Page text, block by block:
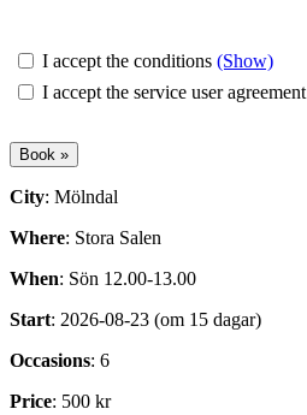
I accept the conditions (Show)
I accept the service user agreement
City: Mölndal
Where: Stora Salen
When: Sön 12.00-13.00
Start: 2026-08-23 (om 15 dagar)
Occasions: 6
Price: 500 kr